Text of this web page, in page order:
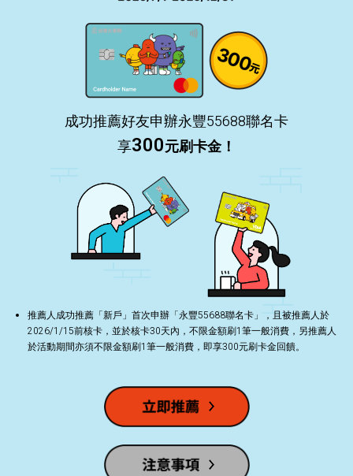
成功推薦好友申辦永豐55688聯名卡
享300元刷卡金！
推薦人成功推薦「新戶」首次申辦「永豐55688聯名卡」，且被推薦人於
2026/1/15前核卡，並於核卡30天內，不限金額刷1筆一般消費，另推薦人
於活動期間亦須不限金額刷1筆一般消費，即享300元刷卡金回饋。